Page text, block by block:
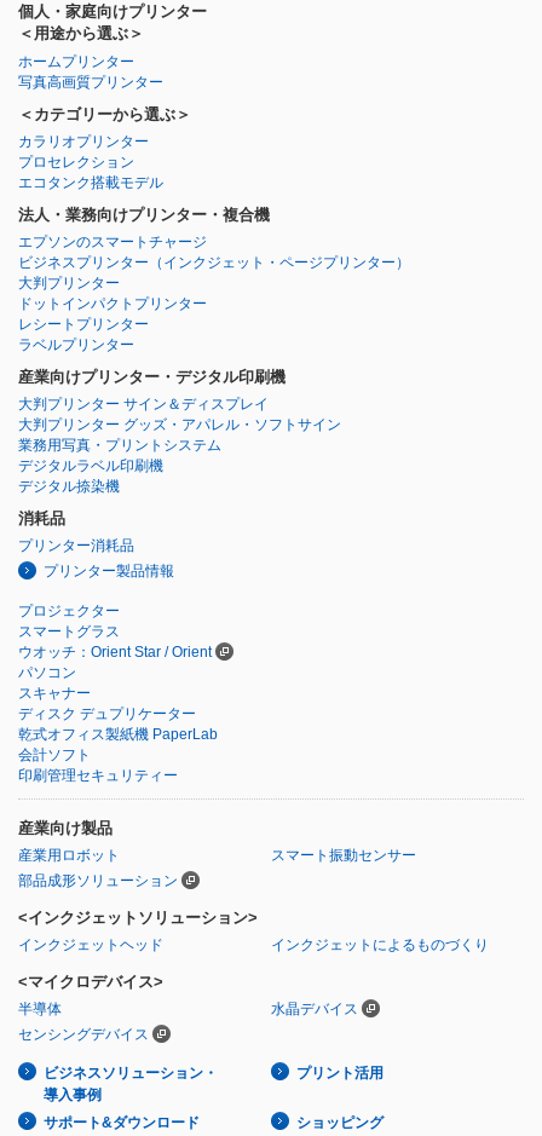
個人・家庭向けプリンター
＜用途から選ぶ＞
ホームプリンター
写真高画質プリンター
＜カテゴリーから選ぶ＞
カラリオプリンター
プロセレクション
エコタンク搭載モデル
法人・業務向けプリンター・複合機
エプソンのスマートチャージ
ビジネスプリンター （インクジェット・ページプリンター）
大判プリンター
ドットインパクトプリンター
レシートプリンター
ラベルプリンター
産業向けプリンター・デジタル印刷機
大判プリンター サイン＆ディスプレイ
大判プリンター グッズ・アパレル・ソフトサイン
業務用写真・プリントシステム
デジタルラベル印刷機
デジタル捺染機
消耗品
プリンター消耗品
プリンター製品情報
プロジェクター
スマートグラス
ウオッチ：Orient Star / Orient
パソコン
スキャナー
ディスク デュプリケーター
乾式オフィス製紙機 PaperLab
会計ソフト
印刷管理セキュリティー
産業向け製品
産業用ロボット
スマート振動センサー
部品成形ソリューション
<インクジェットソリューション>
インクジェットヘッド インクジェットによるものづくり
<マイクロデバイス>
半導体
水晶デバイス
センシングデバイス
ビジネスソリューション・
導入事例
プリント活用
サポート&ダウンロード ショッピング